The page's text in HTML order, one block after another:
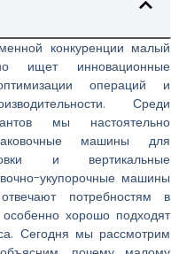
конкуренции малый
ищет инновационные
операций и
Среди
мы настоятельно
машины для
и вертикальные
укупорочные машины
потребностям в
особенно хорошо подходят
Сегодня мы рассмотрим